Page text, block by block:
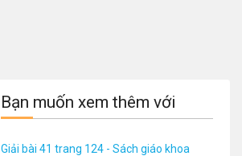
Bạn muốn xem thêm với
Giải bài 41 trang 124 - Sách giáo khoa